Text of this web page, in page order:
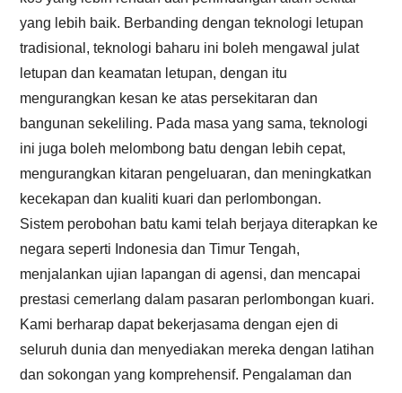
yang lebih baik. Berbanding dengan teknologi letupan
tradisional, teknologi baharu ini boleh mengawal julat
letupan dan keamatan letupan, dengan itu
mengurangkan kesan ke atas persekitaran dan
bangunan sekeliling. Pada masa yang sama, teknologi
ini juga boleh melombong batu dengan lebih cepat,
mengurangkan kitaran pengeluaran, dan meningkatkan
kecekapan dan kualiti kuari dan perlombongan.
Sistem perobohan batu kami telah berjaya diterapkan ke
negara seperti Indonesia dan Timur Tengah,
menjalankan ujian lapangan di agensi, dan mencapai
prestasi cemerlang dalam pasaran perlombongan kuari.
Kami berharap dapat bekerjasama dengan ejen di
seluruh dunia dan menyediakan mereka dengan latihan
dan sokongan yang komprehensif. Pengalaman dan